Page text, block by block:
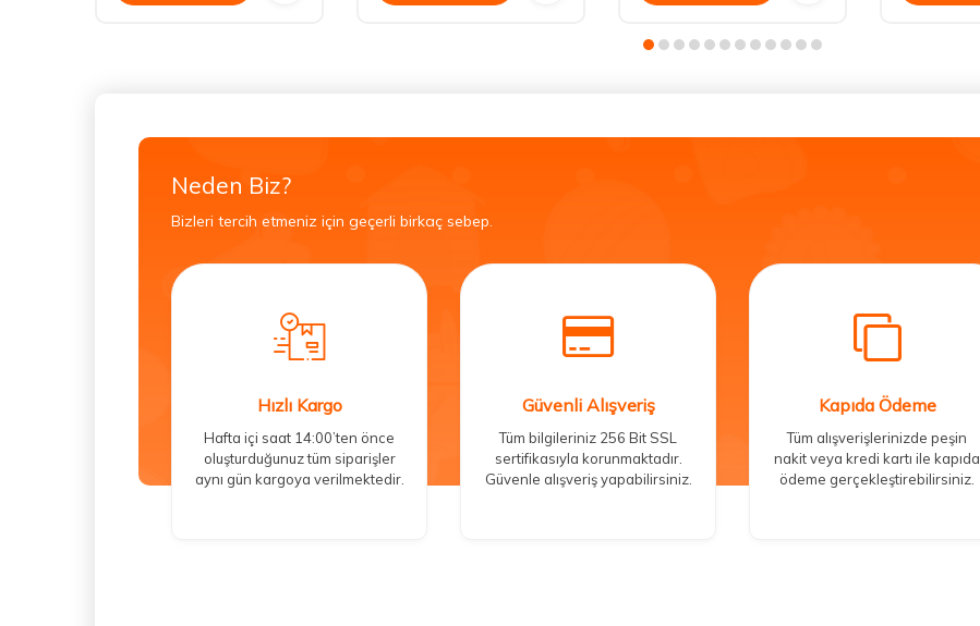
Neden Biz?
Bizleri tercih etmeniz için geçerli birkaç sebep.
Hızlı Kargo
Hafta içi saat 14:00’ten önce
oluşturduğunuz tüm siparişler
aynı gün kargoya verilmektedir.
Güvenli Alışveriş
Tüm bilgileriniz 256 Bit SSL
sertifikasıyla korunmaktadır.
Güvenle alışveriş yapabilirsiniz.
Kapıda Ödeme
Tüm alışverişlerinizde peşin
nakit veya kredi kartı ile kapıda
ödeme gerçekleştirebilirsiniz.